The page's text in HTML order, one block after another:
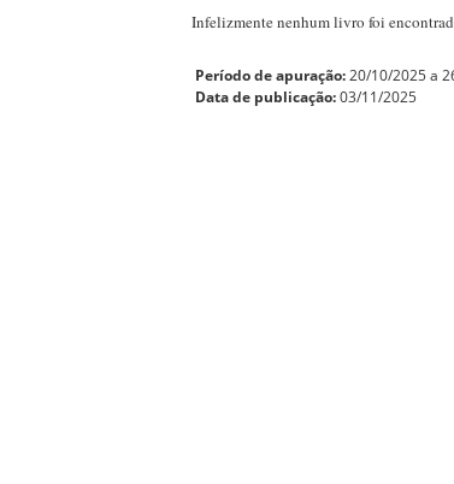
Infelizmente nenhum livro foi
Período de apuração:20/10/2025 a
Data de publicação:03/11/2025